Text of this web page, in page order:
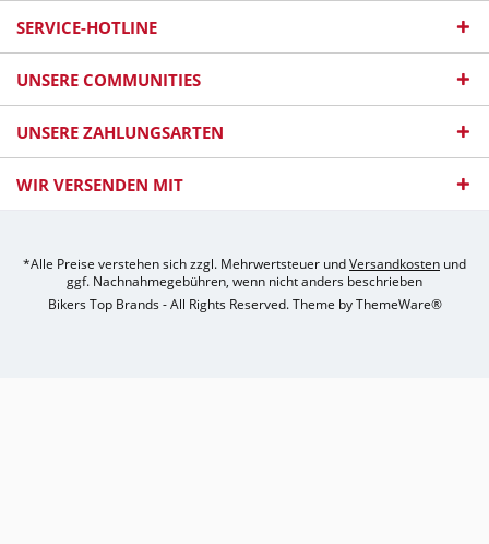
SERVICE-HOTLINE
UNSERE COMMUNITIES
UNSERE ZAHLUNGSARTEN
WIR VERSENDEN MIT
*Alle Preise verstehen sich zzgl. Mehrwertsteuer undVersandkosten und
ggf. Nachnahmegebühren, wenn nicht anders beschrieben
Bikers Top Brands - All Rights Reserved. Theme byThemeWare®